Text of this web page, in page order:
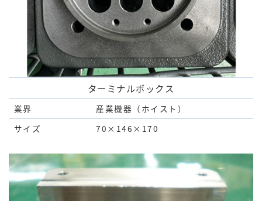
ターミナルボックス
業界
産業機器（ホイスト）
サイズ
70×146×170